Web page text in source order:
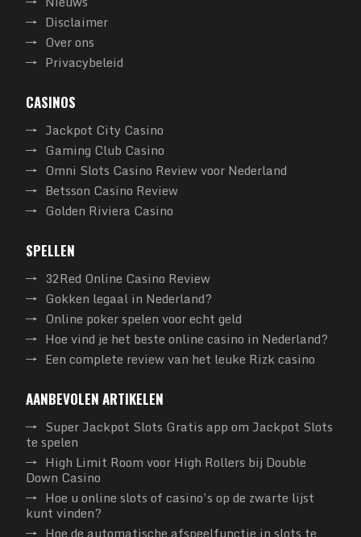
Disclaimer
Over ons
Privacybeleid
CASINOS
Jackpot City Casino
Gaming Club Casino
Omni Slots Casino Review voor Nederland
Betsson Casino Review
Golden Riviera Casino
SPELLEN
32Red Online Casino Review
Gokken legaal in Nederland?
Online poker spelen voor echt geld
Hoe vind je het beste online casino in Nederland?
Een complete review van het leuke Rizk casino
AANBEVOLEN ARTIKELEN
Super Jackpot Slots Gratis app om Jackpot Slots
te spelen
High Limit Room voor High Rollers bij Double
Down Casino
Hoe u online slots of casino’s op de zwarte lijst
kunt vinden?
Hoe de automatische afspeelfunctie in slots te